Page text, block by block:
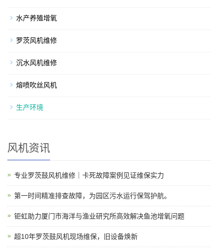
水产养殖增氧
罗茨风机维修
沉水风机维修
熔喷吹丝风机
生产环境
风机资讯
专业罗茨鼓风机维修｜卡死故障案例见证维保实力
第一时间精准排查故障，为园区污水运行保驾护航。
钜虹助力厦门市海洋与渔业研究所高效解决鱼池增氧问题
超10年罗茨鼓风机现场维保，旧设备焕新